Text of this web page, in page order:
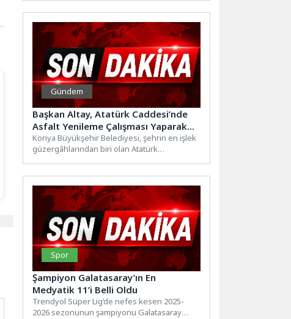
Gündem
Başkan Altay, Atatürk Caddesi’nde
Asfalt Yenileme Çalışması Yaparak
Standardı Yükselttiklerini Açıkladı
Konya Büyükşehir Belediyesi, şehrin en işlek
güzergâhlarından biri olan Atatürk
Spor
Şampiyon Galatasaray’ın En
Medyatik 11’i Belli Oldu
Trendyol Süper Lig’de nefes kesen 2025-
2026 sezonunun şampiyonu Galatasaray